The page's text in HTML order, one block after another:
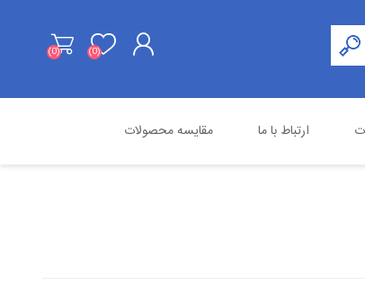
(0)
(0)
ارتباط با ما مقایسه محصولات